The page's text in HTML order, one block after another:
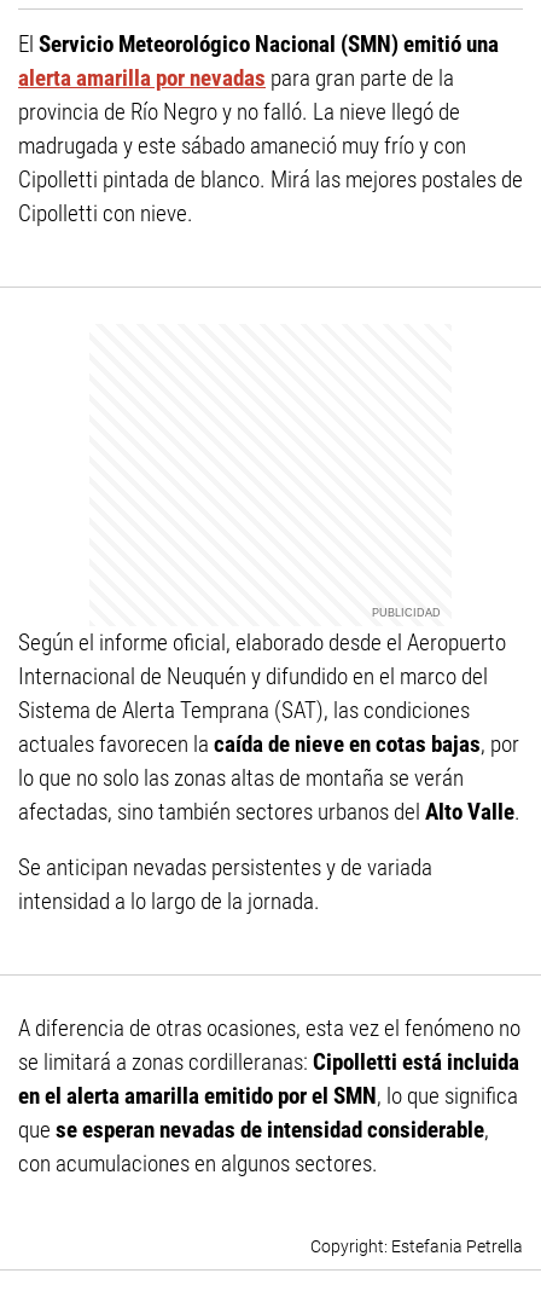
El Servicio Meteorológico Nacional (SMN) emitió una
alerta amarilla por nevadas para gran parte de la
provincia de Río Negro y no falló. La nieve llegó de
madrugada y este sábado amaneció muy frío y con
Cipolletti pintada de blanco. Mirá las mejores postales de
Cipolletti con nieve.
Según el informe oficial, elaborado desde el Aeropuerto
Internacional de Neuquén y difundido en el marco del
Sistema de Alerta Temprana (SAT), las condiciones
actuales favorecen la caída de nieve en cotas bajas, por
lo que no solo las zonas altas de montaña se verán
afectadas, sino también sectores urbanos del Alto Valle.
Se anticipan nevadas persistentes y de variada
intensidad a lo largo de la jornada.
A diferencia de otras ocasiones, esta vez el fenómeno no
se limitará a zonas cordilleranas: Cipolletti está incluida
en el alerta amarilla emitido por el SMN, lo que significa
que se esperan nevadas de intensidad considerable,
con acumulaciones en algunos sectores.
Estefania Petrella